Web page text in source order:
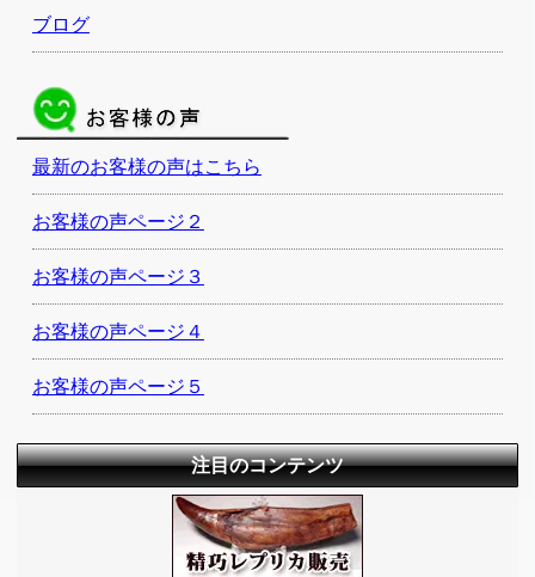
ブログ
最新のお客様の声はこちら
お客様の声ページ２
お客様の声ページ３
お客様の声ページ４
お客様の声ページ５
注目のコンテンツ